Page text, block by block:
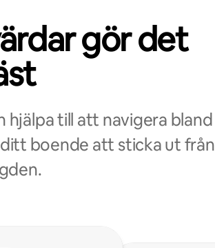
gör det
till att navigera bland
boende att sticka ut från